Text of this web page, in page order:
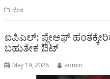
ದೇಶ
ಐಪಿಎಲ್: ಪ್ಲೇಆಫ್
ಬಹುತೇಕ ಔಟ್
May 19, 2026 admin